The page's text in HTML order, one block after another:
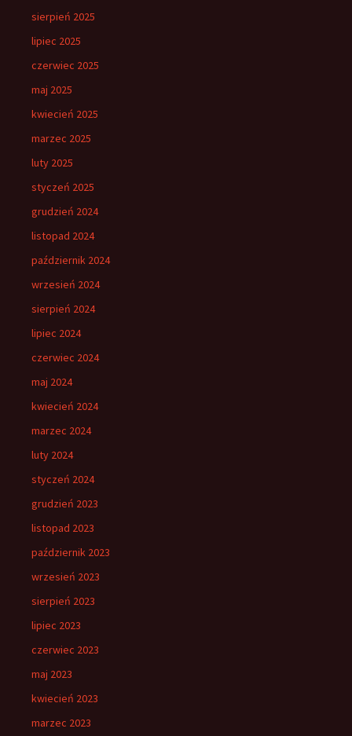
sierpień 2025
lipiec 2025
czerwiec 2025
maj 2025
kwiecień 2025
marzec 2025
luty 2025
styczeń 2025
grudzień 2024
listopad 2024
październik 2024
wrzesień 2024
sierpień 2024
lipiec 2024
czerwiec 2024
maj 2024
kwiecień 2024
marzec 2024
luty 2024
styczeń 2024
grudzień 2023
listopad 2023
październik 2023
wrzesień 2023
sierpień 2023
lipiec 2023
czerwiec 2023
maj 2023
kwiecień 2023
marzec 2023